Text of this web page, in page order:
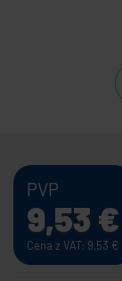
PVP
9,53 €
Cena z VAT: 9,53 €